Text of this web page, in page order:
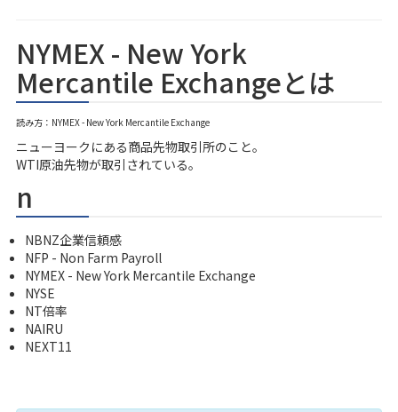
NYMEX - New York
Mercantile Exchangeとは
読み方：NYMEX - New York Mercantile Exchange
ニューヨークにある商品先物取引所のこと。
WTI原油先物が取引されている。
n
NBNZ企業信頼感
NFP - Non Farm Payroll
NYMEX - New York Mercantile Exchange
NYSE
NT倍率
NAIRU
NEXT11